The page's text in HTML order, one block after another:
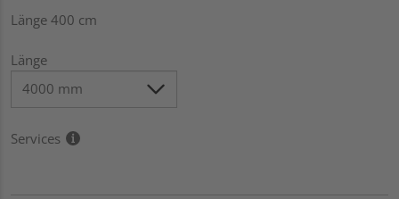
Länge 400 cm
Länge
Services